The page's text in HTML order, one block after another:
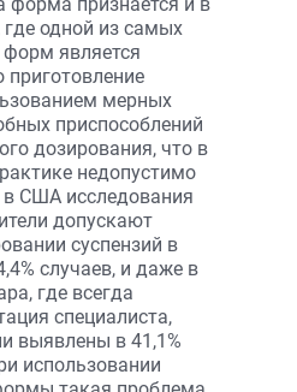
где одной из самых
является
приготовление
мерных
приспособлений
дозирования, что в
недопустимо
США исследования
допускают
суспензий в
случаев, и даже в
где всегда
специалиста,
выявлены в 41,1%
использовании